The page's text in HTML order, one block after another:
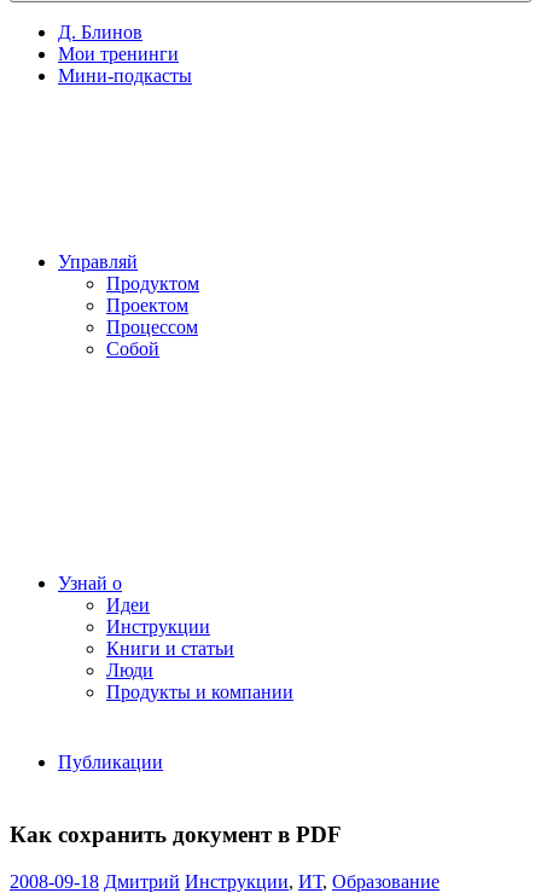
Д. Блинов
Мои тренинги
Мини-подкасты
Управляй
Продуктом
Проектом
Процессом
Собой
Узнай о
Идеи
Инструкции
Книги и статьи
Люди
Продукты и компании
Публикации
Как сохранить документ в PDF
2008-09-18 Дмитрий Инструкции, ИТ, Образование